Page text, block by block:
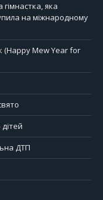
яка
на міжнародному
(Happy Mew Year for
ДТП